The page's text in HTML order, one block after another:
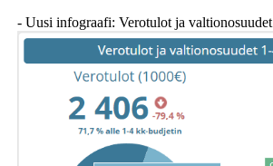
- Uusi infograafi: Verotulot ja valtionosuudet